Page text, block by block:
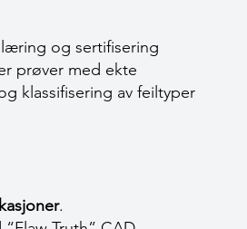
og sertifisering
prøver med ekte
klassifisering av feiltyper
.